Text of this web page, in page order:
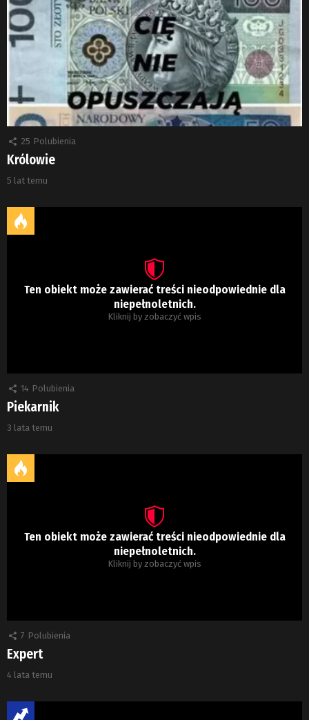
25 Polubienia
Królowie
5 lat temu
Ten obiekt może zawierać treści nieodpowiednie dla
niepełnoletnich.
Kliknij by zobaczyć wpis
14 Polubienia
Piekarnik
3 lata temu
Ten obiekt może zawierać treści nieodpowiednie dla
niepełnoletnich.
Kliknij by zobaczyć wpis
7 Polubienia
Expert
4 lata temu